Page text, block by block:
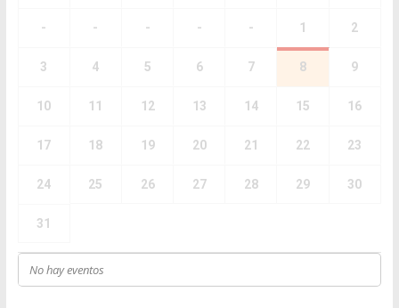
- - - - - 1 2
3 4 5 6 7 8 9
10 11 12 13 14 15 16
17 18 19 20 21 22 23
24 25 26 27 28 29 30
31
No hay eventos